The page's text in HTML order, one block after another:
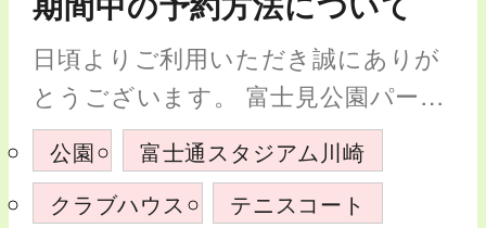
日頃よりご利用いただき誠にありが
とうございます。 富士見公園パーク
センター、および富士通スタジアム
川崎の年末年始の休業についてお知
らせいたします。 休業期間中に伴う
公園
富士通スタジアム川崎
クラブハウス
テニスコート